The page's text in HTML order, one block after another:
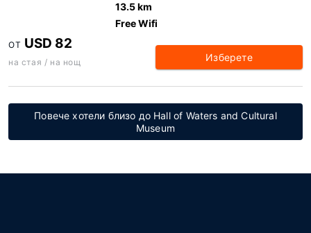
13.5 km
Free Wifi
ОТ USD 82
на стая / на нощ Изберете
Повече хотели близо до Hall of Waters and Cultural
Museum